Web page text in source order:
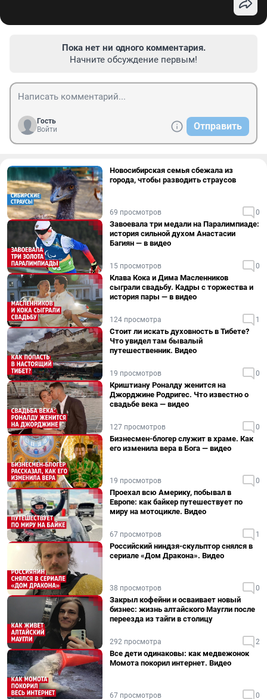
Пока нет ни одного комментария.
Начните обсуждение первым!
Гость
Войти
Отправить
Новосибирская семья сбежала из
города, чтобы разводить страусов
69 просмотров 0
Завоевала три медали на Паралимпиаде:
история сильной духом Анастасии
Багиян — в видео
15 просмотров 0
Клава Кока и Дима Масленников
сыграли свадьбу. Кадры с торжества и
история пары — в видео
124 просмотра 1
Стоит ли искать духовность в Тибете?
Что увидел там бывалый
путешественник. Видео
19 просмотров 0
Криштиану Роналду женится на
Джорджине Родригес. Что известно о
свадьбе века — видео
127 просмотров 0
Бизнесмен-блогер служит в храме. Как
его изменила вера в Бога — видео
19 просмотров 0
Проехал всю Америку, побывал в
Европе: как байкер путешествует по
миру на мотоцикле. Видео
67 просмотров 1
Российский ниндзя-скульптор снялся в
сериале «Дом Дракона». Видео
38 просмотров 0
Закрыл кофейни и осваивает новый
бизнес: жизнь алтайского Маугли после
переезда из тайги в столицу
292 просмотра 2
Все дети одинаковы: как медвежонок
Момота покорил интернет. Видео
67 просмотров 0